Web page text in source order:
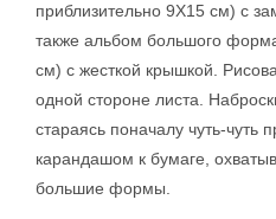
приблизительно 9Х15 см) с
также альбом большого
см) с жесткой крышкой.
одной стороне листа.
стараясь поначалу чуть-чуть
карандашом к бумаге,
большие формы.